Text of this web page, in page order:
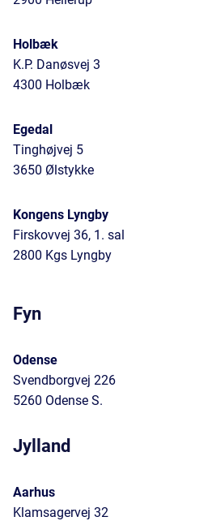
Holbæk
K.P. Danøsvej 3
4300 Holbæk
Egedal
Tinghøjvej 5
3650 Ølstykke
Kongens Lyngby
Firskovvej 36, 1. sal
2800 Kgs Lyngby
Fyn
Odense
Svendborgvej 226
5260 Odense S.
Jylland
Aarhus
Klamsagervej 32